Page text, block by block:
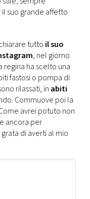
suo grande affetto
tutto il suo
, nel giorno
regina ha scelto una
fastosi o pompa di
rilassati, in abiti
Commuove poi la
avrei potuto non
ancora per
di averti al mio